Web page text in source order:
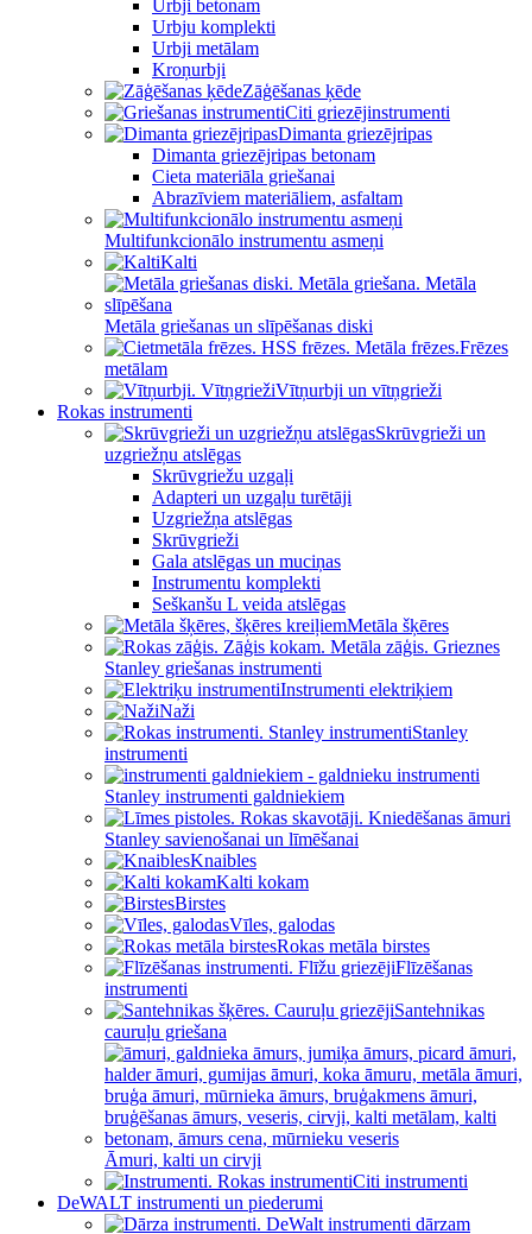
Urbji betonam
Urbju komplekti
Urbji metālam
Kroņurbji
Zāģēšanas ķēde
Citi griezējinstrumenti
Dimanta griezējripas
Dimanta griezējripas betonam
Cieta materiāla griešanai
Abrazīviem materiāliem, asfaltam
Multifunkcionālo instrumentu asmeņi
Kalti
Metāla griešanas un slīpēšanas diski
Frēzes
metālam
Vītņurbji un vītņgrieži
Rokas instrumenti
Skrūvgrieži un
uzgriežņu atslēgas
Skrūvgriežu uzgaļi
Adapteri un uzgaļu turētāji
Uzgriežņa atslēgas
Skrūvgrieži
Gala atslēgas un muciņas
Instrumentu komplekti
Seškanšu L veida atslēgas
Metāla šķēres
Stanley griešanas instrumenti
Instrumenti elektriķiem
Naži
Stanley
instrumenti
Stanley instrumenti galdniekiem
Stanley savienošanai un līmēšanai
Knaibles
Kalti kokam
Birstes
Vīles, galodas
Rokas metāla birstes
Flīzēšanas
instrumenti
Santehnikas
cauruļu griešana
Āmuri, kalti un cirvji
Citi instrumenti
DeWALT instrumenti un piederumi